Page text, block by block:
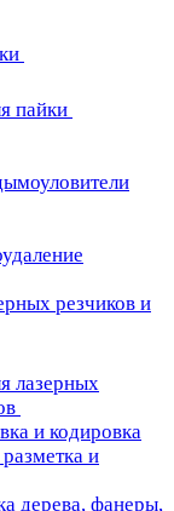
пайки
резчиков и
лазерных
и кодировка
и
дерева, фанеры,